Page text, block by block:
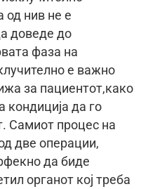
од нив не е
доведе до
фаза на
е важно
за пациентот,како
кондиција да го
Самиот процес на
две операции,
да биде
органот кој треба